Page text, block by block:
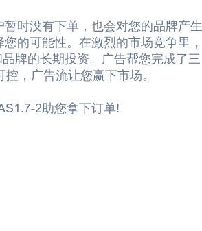
时没有下单，也会对您的品牌产生
的可能性。在激烈的市场竞争里，
牌的长期投资。广告帮您完成了三
，广告流让您赢下市场。
2助您拿下订单!